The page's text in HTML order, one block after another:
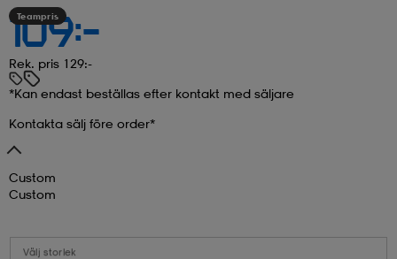
Teampris
109:-
Rek. pris 129:-
*Kan endast beställas efter kontakt med säljare
Kontakta sälj före order*
Custom
Custom
Välj storlek